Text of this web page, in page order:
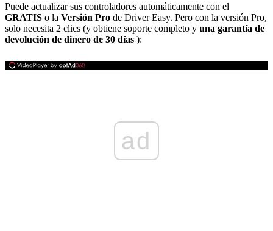
Puede actualizar sus controladores automáticamente con el
GRATIS o la Versión Pro de Driver Easy. Pero con la versión Pro,
solo necesita 2 clics (y obtiene soporte completo y una garantía de
devolución de dinero de 30 días ):
ad